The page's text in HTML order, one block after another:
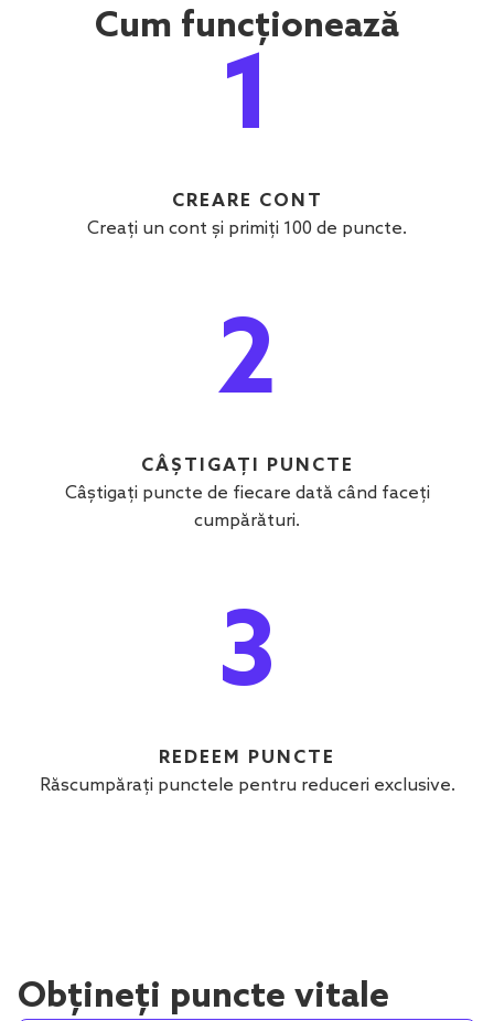
Cum funcționează
1
CREARE CONT
Creați un cont și primiți 100 de puncte.
2
CÂȘTIGAȚI PUNCTE
Câștigați puncte de fiecare dată când faceți
cumpărături.
3
REDEEM PUNCTE
Răscumpărați punctele pentru reduceri exclusive.
Obțineți puncte vitale